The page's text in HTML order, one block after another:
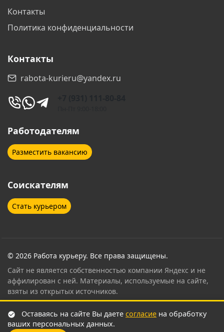
Контакты
Политика конфиденциальности
Контакты
rabota-kurieru@yandex.ru
Работодателям
Разместить вакансию
Соискателям
Стать курьером
© 2026 Работа курьеру. Все права защищены.
Сайт не является собственностью компании Яндекс и не
аффилирован с ней. Материалы, используемые на сайте,
взяты из открытых источников.
сертифицированным специалистом по привлечению
курьеров Яндекс Еда.
Оставаясь на сайте Вы даете согласие на обработку
ваших персональных данных.